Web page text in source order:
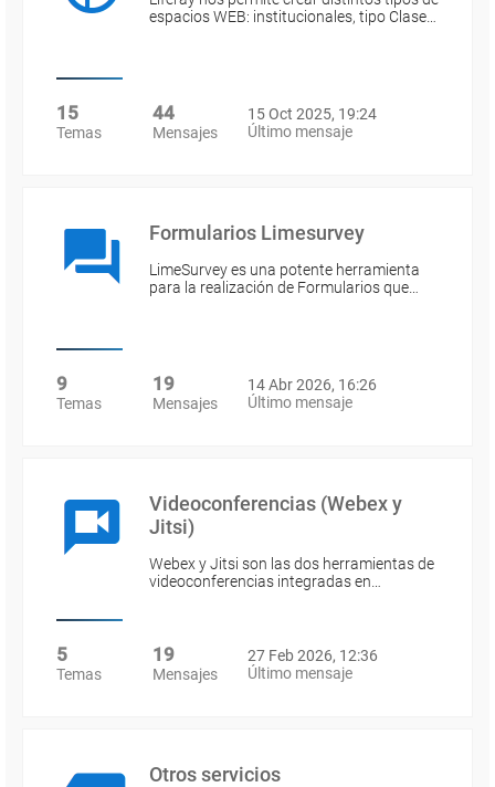
espacios WEB: institucionales, tipo Clase…
15
Temas
44
Mensajes
15 Oct 2025, 19:24
Último mensaje
Formularios Limesurvey
LimeSurvey es una potente herramienta
para la realización de Formularios que…
9
Temas
19
Mensajes
14 Abr 2026, 16:26
Último mensaje
Videoconferencias (Webex y
Jitsi)
Webex y Jitsi son las dos herramientas de
videoconferencias integradas en…
5
Temas
19
Mensajes
27 Feb 2026, 12:36
Último mensaje
Otros servicios